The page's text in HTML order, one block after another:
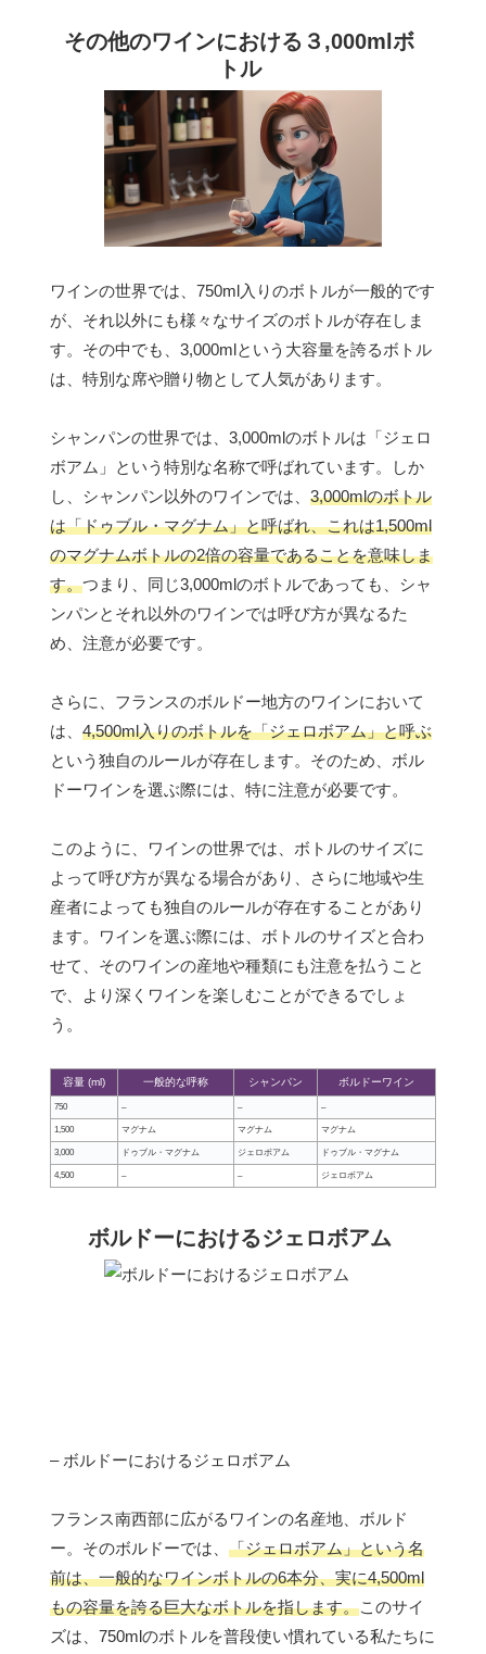
その他のワインにおける３,000mlボ
トル
ワインの世界では、750ml入りのボトルが一般的です
が、それ以外にも様々なサイズのボトルが存在しま
す。その中でも、3,000mlという大容量を誇るボトル
は、特別な席や贈り物として人気があります。
シャンパンの世界では、3,000mlのボトルは「ジェロ
ボアム」という特別な名称で呼ばれています。しか
し、シャンパン以外のワインでは、 3,000mlのボトル
は「ドゥブル・マグナム」と呼ばれ、これは1,500ml
のマグナムボトルの2倍の容量であることを意味しま
す。つまり、同じ3,000mlのボトルであっても、シャ
ンパンとそれ以外のワインでは呼び方が異なるた
め、注意が必要です。
さらに、フランスのボルドー地方のワインにおいて
は、 4,500ml入りのボトルを「ジェロボアム」と呼ぶ
という独自のルールが存在します。そのため、ボル
ドーワインを選ぶ際には、特に注意が必要です。
このように、ワインの世界では、ボトルのサイズに
よって呼び方が異なる場合があり、さらに地域や生
産者によっても独自のルールが存在することがあり
ます。ワインを選ぶ際には、ボトルのサイズと合わ
せて、そのワインの産地や種類にも注意を払うこと
で、より深くワインを楽しむことができるでしょ
う。
容量 (ml) 一般的な呼称 シャンパン ボルドーワイン
750 – – –
1,500 マグナム マグナム マグナム
3,000 ドゥブル・マグナム ジェロボアム ドゥブル・マグナム
4,500 – – ジェロボアム
ボルドーにおけるジェロボアム
– ボルドーにおけるジェロボアム
フランス南西部に広がるワインの名産地、ボルド
ー。そのボルドーでは、 「ジェロボアム」という名
前は、一般的なワインボトルの6本分、実に4,500ml
もの容量を誇る巨大なボトルを指します。このサイ
ズは、750mlのボトルを普段使い慣れている私たちに